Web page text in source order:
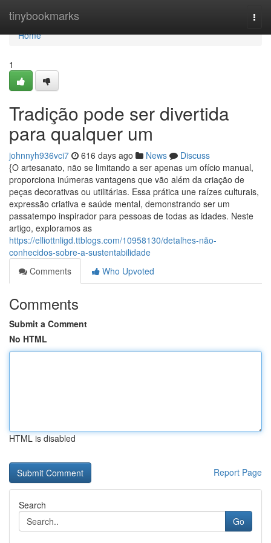
tinybookmarks
Home
Home
1
Tradição pode ser divertida
para qualquer um
johnnyh936vci7 616 days ago News
Discuss
{O artesanato, não se limitando a ser apenas um ofício manual,
proporciona inúmeras vantagens que vão além da criação de
peças decorativas ou utilitárias. Essa prática une raízes culturais,
expressão criativa e saúde mental, demonstrando ser um
passatempo inspirador para pessoas de todas as idades. Neste
artigo, exploramos as
https://elliottnligd.ttblogs.com/10958130/detalhes-não-
conhecidos-sobre-a-sustentabilidade
Comments
Who Upvoted
Comments
Submit a Comment
No HTML
HTML is disabled
Report Page
Search
Go